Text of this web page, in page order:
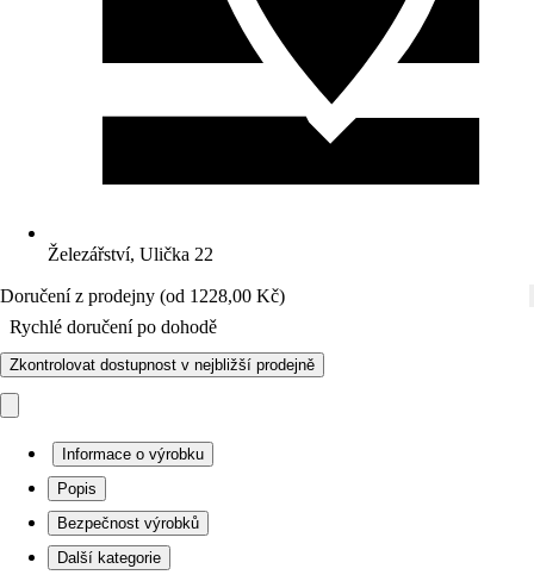
Železářství, Ulička 22
Doručení z prodejny (od 1228,00 Kč)
Rychlé doručení po dohodě
Zkontrolovat dostupnost v nejbližší prodejně
Informace o výrobku
Popis
Bezpečnost výrobků
Další kategorie